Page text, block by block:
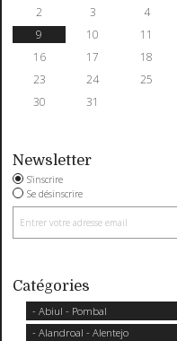
2
3 4
9
10 11
16
17 18
23
24 25
30
31
Newsletter
S'inscrire
Se désinscrire
Catégories
- Abiul - Pombal
- Alandroal - Alentejo